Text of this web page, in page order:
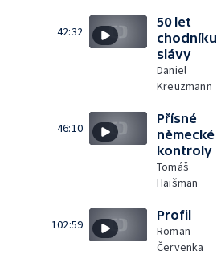
42:32
50 let
chodníku
slávy
Daniel
Kreuzmann
46:10
Přísné
německé
kontroly
Tomáš
Haišman
102:59
Profil
Roman
Červenka